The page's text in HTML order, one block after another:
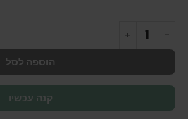
הוספה לסל
קנה עכשיו